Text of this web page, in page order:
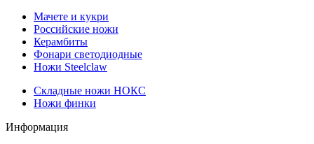
Мачете и кукри
Российские ножи
Керамбиты
Фонари светодиодные
Ножи Steelclaw
Складные ножи НОКС
Ножи финки
Информация